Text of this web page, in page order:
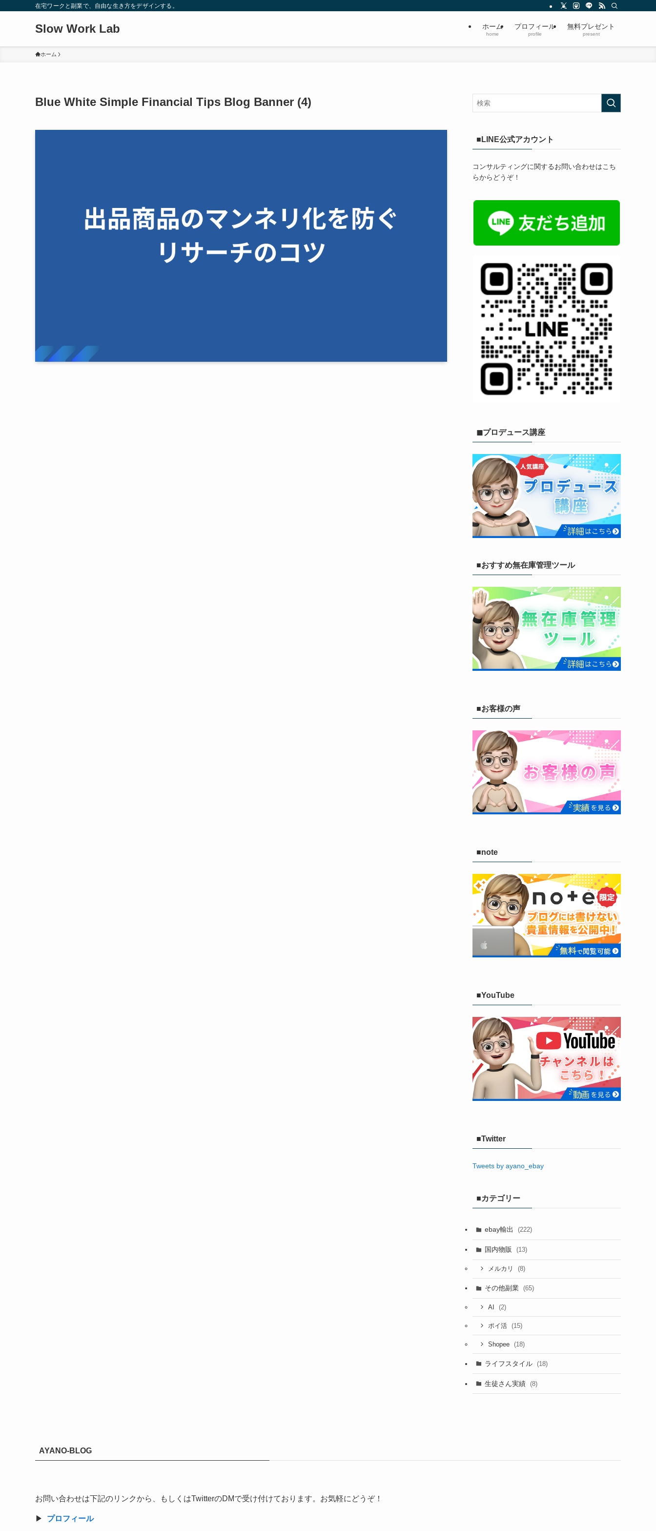
在宅ワークと副業で、自由な生き方をデザインする。
Slow Work Lab ホーム
home
プロフィール
profile
無料プレゼント
present
ホーム
Blue White Simple Financial Tips Blog Banner (4)
■LINE公式アカウント
コンサルティングに関するお問い合わせはこち
らからどうぞ！
◼︎プロデュース講座
■おすすめ無在庫管理ツール
■お客様の声
■note
■YouTube
■Twitter
Tweets by ayano_ebay
■カテゴリー
ebay輸出 (222)
国内物販 (13)
メルカリ (8)
その他副業 (65)
AI (2)
ポイ活 (15)
Shopee (18)
ライフスタイル (18)
生徒さん実績 (8)
AYANO-BLOG
お問い合わせは下記のリンクから、もしくはTwitterのDMで受け付けております。お気軽にどうぞ！
▶︎ プロフィール